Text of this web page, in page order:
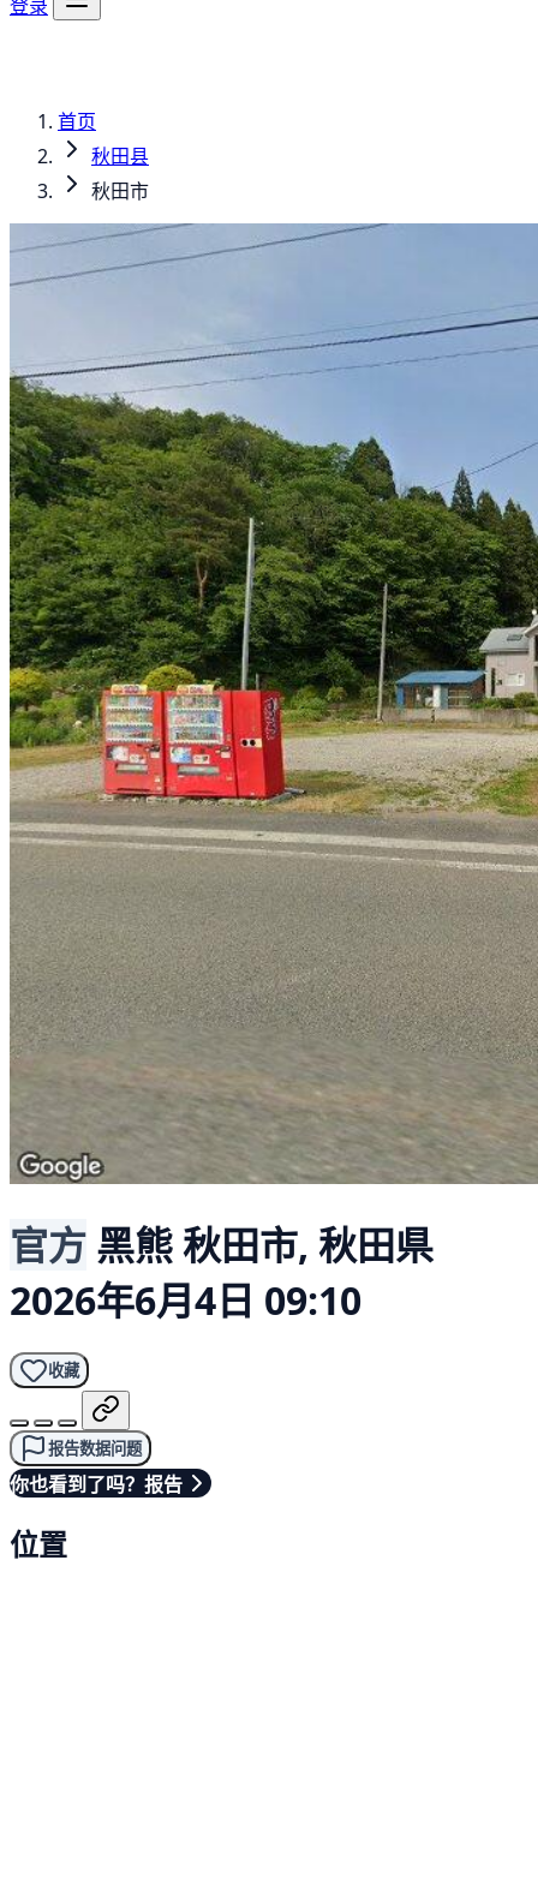
登录
首页
秋田县
秋田市
官方 黑熊秋田市, 秋田県
2026年6月4日 09:10
收藏
报告数据问题
你也看到了吗？报告
位置